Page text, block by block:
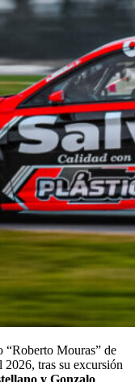
“Roberto Mouras” de
2026, tras su excursión
y Gonzalo